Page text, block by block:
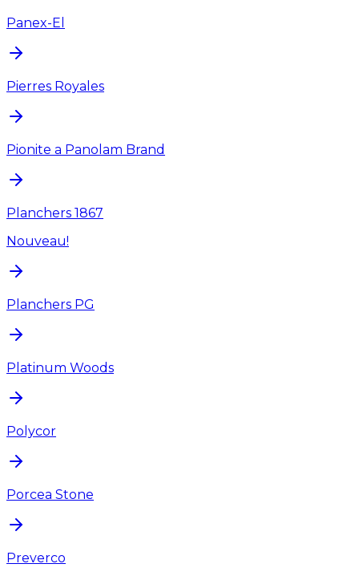
Panex-El
Pierres Royales
Pionite a Panolam Brand
Planchers 1867
Nouveau!
Planchers PG
Platinum Woods
Polycor
Porcea Stone
Preverco